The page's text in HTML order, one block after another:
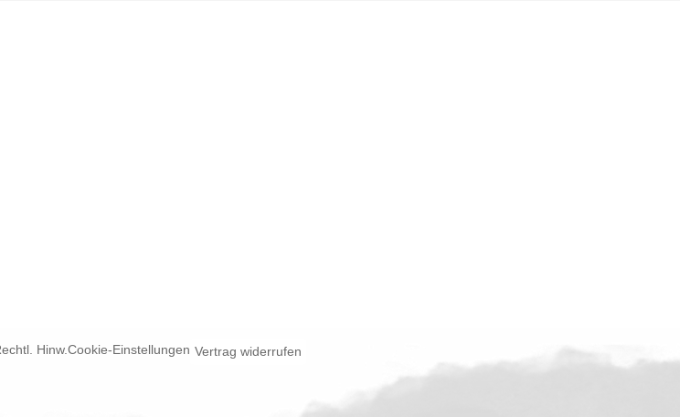
Hinw.Cookie-Einstellungen Vertrag widerrufen